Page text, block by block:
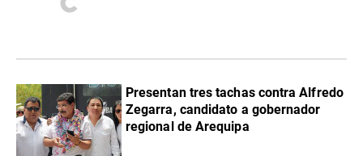
Presentan tres tachas contra Alfredo
Zegarra, candidato a gobernador
regional de Arequipa